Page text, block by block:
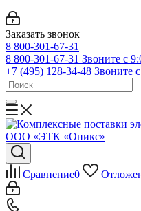
Заказать звонок
8 800-301-67-31
8 800-301-67-31 Звоните с
+7 (495) 128-34-48 Звоните
Сравнение0